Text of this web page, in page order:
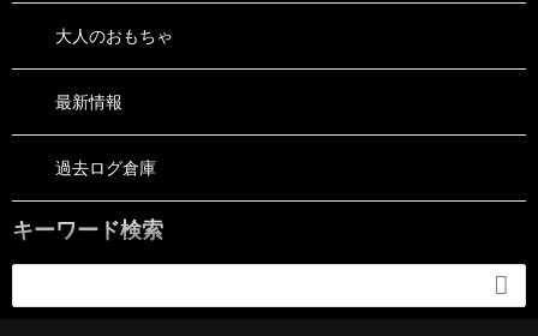
大人のおもちゃ
最新情報
過去ログ倉庫
キーワード検索
